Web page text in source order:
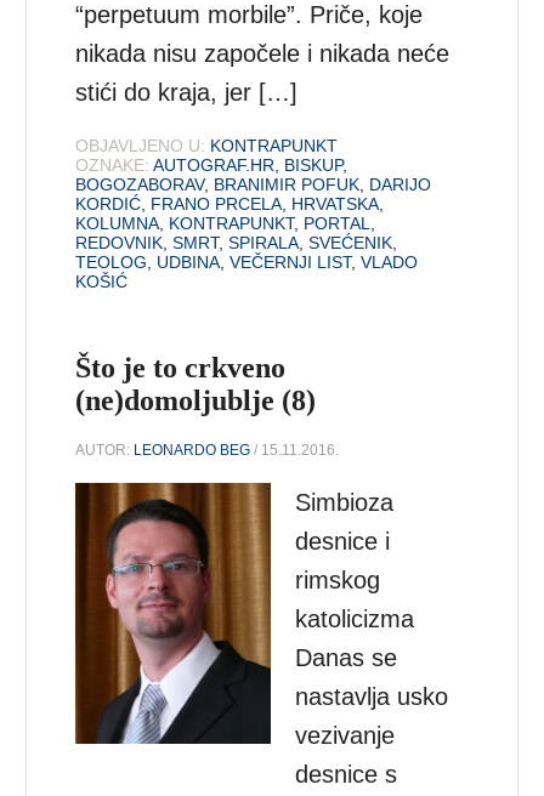
“perpetuum morbile”. Priče, koje
nikada nisu započele i nikada neće
stići do kraja, jer […]
OBJAVLJENO U: KONTRAPUNKT
OZNAKE: AUTOGRAF.HR, BISKUP,
BOGOZABORAV, BRANIMIR POFUK, DARIJO
KORDIĆ, FRANO PRCELA, HRVATSKA,
KOLUMNA, KONTRAPUNKT, PORTAL,
REDOVNIK,SMRT,SPIRALA,SVEĆENIK,
TEOLOG, UDBINA,VEČERNJI LIST,VLADO
KOŠIĆ
Što je to crkveno
(ne)domoljublje (8)
AUTOR: LEONARDO BEG / 15.11.2016.
Simbioza
desnice i
rimskog
katolicizma
Danas se
nastavlja usko
vezivanje
desnice s